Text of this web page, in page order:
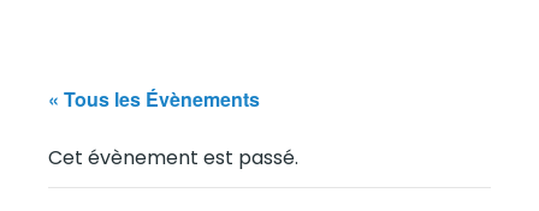
« Tous les Évènements
Cet évènement est passé.